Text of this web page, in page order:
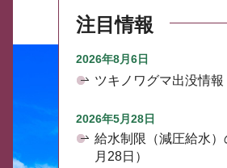
注目情報
2026年8月6日
ツキノワグマ出没情報
2026年5月28日
給水制限（減圧給水
月28日）